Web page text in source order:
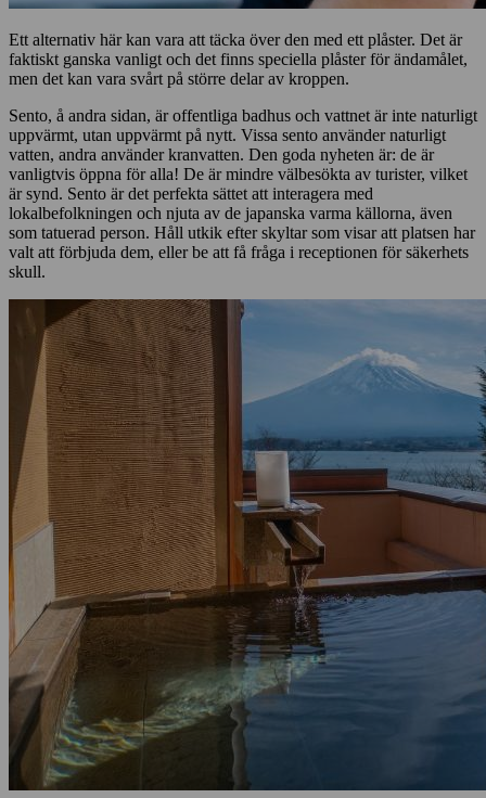
Ett alternativ här kan vara att täcka över den med ett plåster. Det är
faktiskt ganska vanligt och det finns speciella plåster för ändamålet,
men det kan vara svårt på större delar av kroppen.
Sento, å andra sidan, är offentliga badhus och vattnet är inte naturligt
uppvärmt, utan uppvärmt på nytt. Vissa sento använder naturligt
vatten, andra använder kranvatten. Den goda nyheten är: de är
vanligtvis öppna för alla! De är mindre välbesökta av turister, vilket
är synd. Sento är det perfekta sättet att interagera med
lokalbefolkningen och njuta av de japanska varma källorna, även
som tatuerad person. Håll utkik efter skyltar som visar att platsen har
valt att förbjuda dem, eller be att få fråga i receptionen för säkerhets
skull.